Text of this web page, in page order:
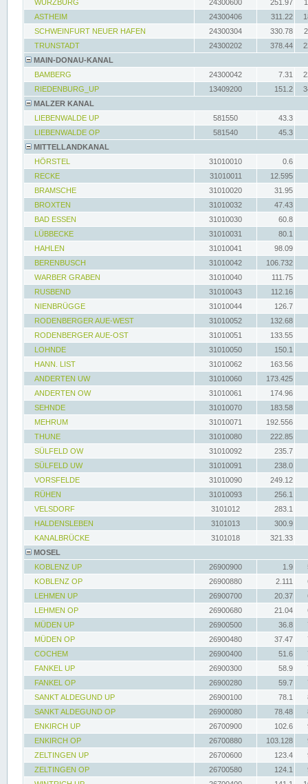
WÜRZBURG 24300600 251.97
ASTHEIM
24300406 311.22
SCHWEINFURT NEUER HAFEN
24300304 330.78
TRUNSTADT
24300202 378.44
MAIN-DONAU-KANAL
BAMBERG
24300042 7.31
RIEDENBURG_UP
13409200 151.2
MALZER KANAL
LIEBENWALDE UP
581550
43.3
LIEBENWALDE OP
581540
45.3
MITTELLANDKANAL
HÖRSTEL
31010010
0.6
RECKE
31010011
12.595
BRAMSCHE
31010020
31.95
BROXTEN
31010032
47.43
BAD ESSEN
31010030
60.8
LÜBBECKE
31010031
80.1
HAHLEN
31010041
98.09
BERENBUSCH
31010042
106.732
WARBER GRABEN
31010040
111.75
RUSBEND
31010043
112.16
NIENBRÜGGE
31010044
126.7
RODENBERGER AUE-WEST
31010052
132.68
RODENBERGER AUE-OST
31010051
133.55
LOHNDE
31010050
150.1
HANN. LIST
31010062
163.56
ANDERTEN UW
31010060
173.425
ANDERTEN OW
31010061
174.96
SEHNDE
31010070
183.58
MEHRUM
31010071
192.556
THUNE
31010080
222.85
SÜLFELD OW
31010092
235.7
SÜLFELD UW
31010091
238.0
VORSFELDE
31010090
249.12
RÜHEN
31010093
256.1
VELSDORF
3101012
283.1
HALDENSLEBEN
3101013
300.9
KANALBRÜCKE
3101018
321.33
MOSEL
KOBLENZ UP
26900900 1.9
KOBLENZ OP
26900880 2.111
LEHMEN UP
26900700 20.37
LEHMEN OP
26900680 21.04
MÜDEN UP
26900500 36.8
MÜDEN OP
26900480 37.47
COCHEM
26900400 51.6
FANKEL UP
26900300 58.9
FANKEL OP
26900280 59.7
SANKT ALDEGUND UP
26900100 78.1
SANKT ALDEGUND OP
26900080 78.48
ENKIRCH UP
26700900 102.6
ENKIRCH OP
26700880 103.128
ZELTINGEN UP
26700600 123.4
ZELTINGEN OP
26700580 124.1